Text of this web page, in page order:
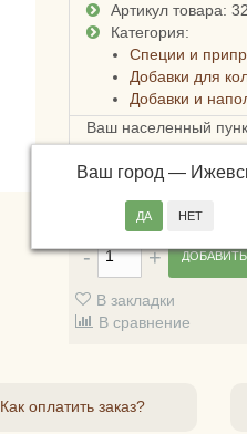
Артикул товара:
Категория:
Специи и
Добавки для
Добавки и
Ваш населенный
Ваш город —
Доставка в
России, СДЭКом или
В закладки
В сравнение
Как оплатить заказ?